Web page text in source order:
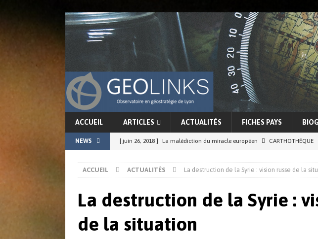
ACCUEIL ARTICLES ACTUALITÉS FICHES PAYS
NEWS [ juin 26, 2018 ] La malédiction du miracle européen CARTHOTHÈQUE
La cohérence de l’incohérence Trump
[ juin 8, 2018 ] Chine-Japon : résurgence des conflits et tensions régionales
[ mai 31, 2018 ] L’arme nucléaire en Corée du Nord, un outil politique au
ACCUEIL ACTUALITÉS La destruction de la Syrie : vision russe de la
La destruction de la Syrie :
de la situation